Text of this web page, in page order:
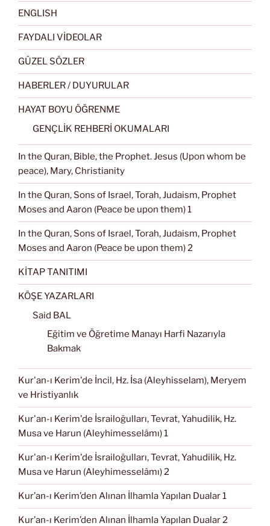
ENGLISH
FAYDALI VİDEOLAR
GÜZEL SÖZLER
HABERLER / DUYURULAR
HAYAT BOYU ÖĞRENME
GENÇLİK REHBERİ OKUMALARI
In the Quran, Bible, the Prophet. Jesus (Upon whom be
peace), Mary, Christianity
In the Quran, Sons of Israel, Torah, Judaism, Prophet
Moses and Aaron (Peace be upon them) 1
In the Quran, Sons of Israel, Torah, Judaism, Prophet
Moses and Aaron (Peace be upon them) 2
KİTAP TANITIMI
KÖŞE YAZARLARI
Said BAL
Eğitim ve Öğretime Manayı Harfi Nazarıyla
Bakmak
Kur'an-ı Kerim'de İncil, Hz. İsa (Aleyhisselam), Meryem
ve Hristiyanlık
Kur'an-ı Kerim'de İsrailoğulları, Tevrat, Yahudilik, Hz.
Musa ve Harun (Aleyhimesselâmı) 1
Kur'an-ı Kerim'de İsrailoğulları, Tevrat, Yahudilik, Hz.
Musa ve Harun (Aleyhimesselâmı) 2
Kur’an-ı Kerim’den Alınan İlhamla Yapılan Dualar 1
Kur’an-ı Kerim’den Alınan İlhamla Yapılan Dualar 2